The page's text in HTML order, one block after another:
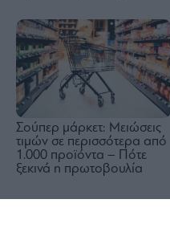
Σούπερ μάρκετ: Μειώσεις
τιμών σε περισσότερα από
1.000 προϊόντα – Πότε
ξεκινά η πρωτοβουλία